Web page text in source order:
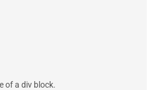
of a div block.